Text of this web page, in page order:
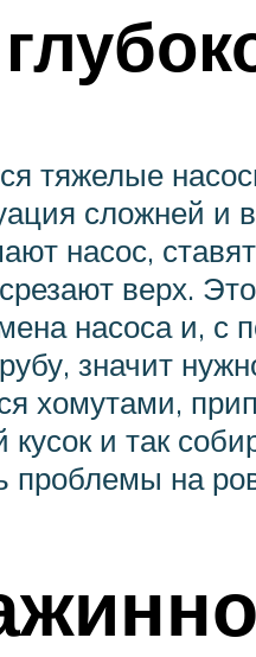
тяжелые
сложней и
насос,
верх.
насоса и, с
значит
хомутами,
и так
проблемы на